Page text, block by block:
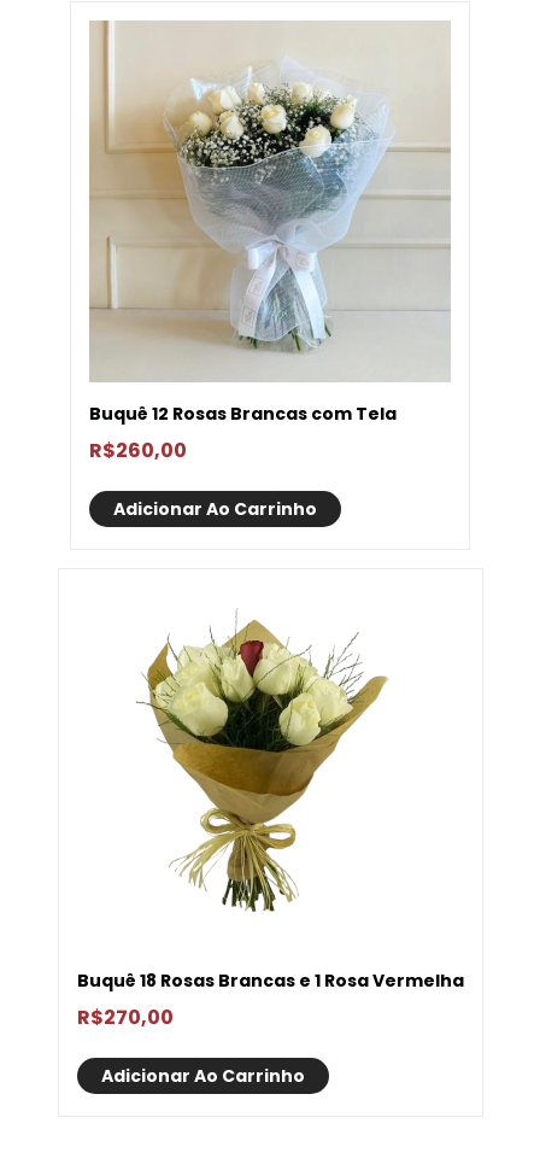
Buquê 12 Rosas Brancas com Tela
R$260,00
Adicionar Ao Carrinho
Buquê 18 Rosas Brancas e 1 Rosa Vermelha
R$270,00
Adicionar Ao Carrinho